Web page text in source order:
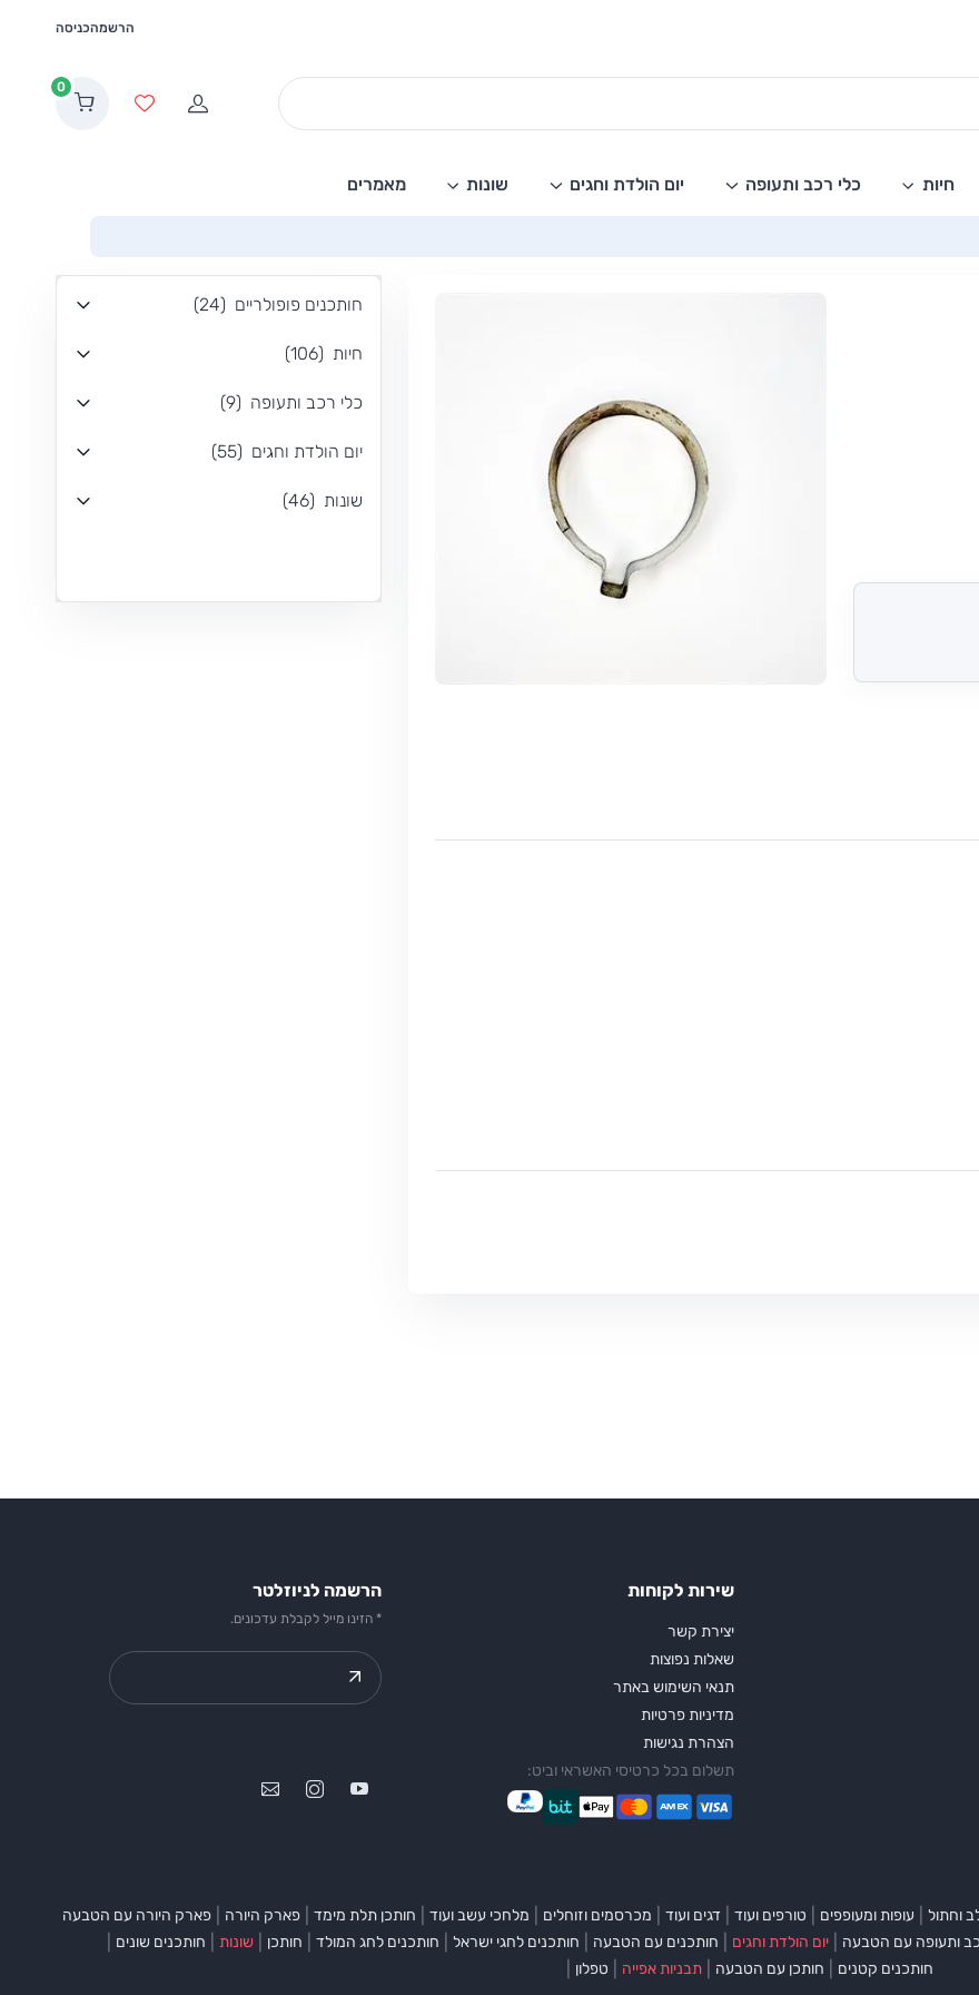
הרשמהכניסה
הרשמהמועדפים
0
חיות כלי רכב ותעופה יום הולדת וחגים שונות מאמרים
חותכנים פופולריים (
24
)
חיות (
106
)
כלי רכב ותעופה (
9
)
יום הולדת וחגים (
55
)
שונות (
46
)
שירות לקוחות
יצירת קשר
שאלות נפוצות
תנאי השימוש באתר
מדיניות פרטיות
הצהרת נגישות
תשלום בכל כרטיסי האשראי וביט:
הרשמה לניוזלטר
* הזינו מייל לקבלת עדכונים.
וחתול עופות ומעופפים טורפים ועוד דגים ועוד מכרסמים וזוחלים מלחכי עשב ועוד חותכן תלת מימד פארק היורה פארק היורה עם הטבעה
ותעופה עם הטבעה יום הולדת וחגים חותכנים עם הטבעה חותכנים לחגי ישראל חותכנים לחג המולד חותכן שונות חותכנים שונים
חותכנים קטנים חותכן עם הטבעה תבניות אפייה טפלון